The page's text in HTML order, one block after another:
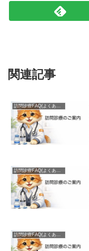
関連記事
訪問診療FAQ(よくある質問)
訪問診療FAQ(よくある質問)